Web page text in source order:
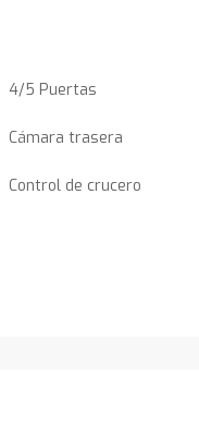
4/5 Puertas
Cámara trasera
Control de crucero